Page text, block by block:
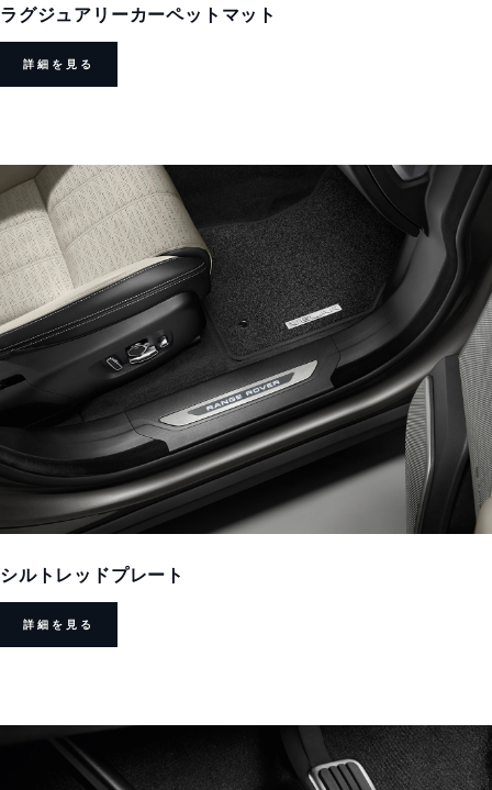
ラグジュアリーカーペットマット
詳細を見る
シルトレッドプレート
詳細を見る